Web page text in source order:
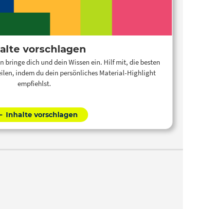
vorschlagen
bringe dich und dein Wissen ein. Hilf mit, die besten
indem du dein persönliches Material-Highlight
empfiehlst.
Inhalte vorschlagen